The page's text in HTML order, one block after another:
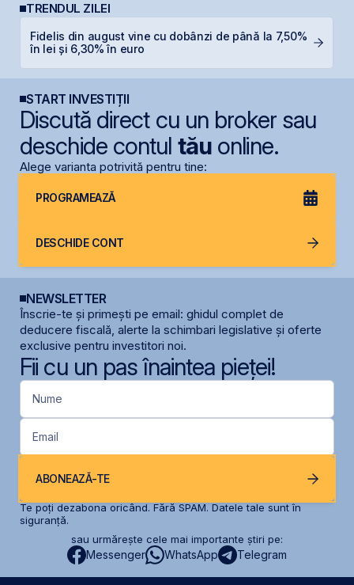
TRENDUL ZILEI
Fidelis din august vine cu dobânzi de până la 7,50%
în lei și 6,30% în euro
START INVESTIȚII
Discută direct cu un broker sau
deschide contul tăuonline.
Alege varianta potrivită pentru tine:
PROGRAMEAZĂ
DESCHIDE CONT
NEWSLETTER
Înscrie-te și primești pe email: ghidul complet de
deducere fiscală, alerte la schimbari legislative și oferte
exclusive pentru investitori noi.
Fii cu un pas înaintea pieței!
Nume
Email
ABONEAZĂ-TE
Te poți dezabona oricând. Fără SPAM. Datele tale sunt în
siguranță.
sau urmărește cele mai importante știri pe:
Messenger WhatsApp Telegram